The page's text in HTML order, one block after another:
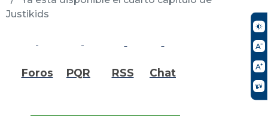
Justikids
Foros PQR RSS Chat